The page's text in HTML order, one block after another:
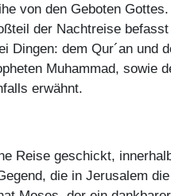
von den Geboten
der Nachtreise
Dingen: dem Qur´an und
Muhammad, sowie
erwähnt.
Reise geschickt,
die in Jerusalem